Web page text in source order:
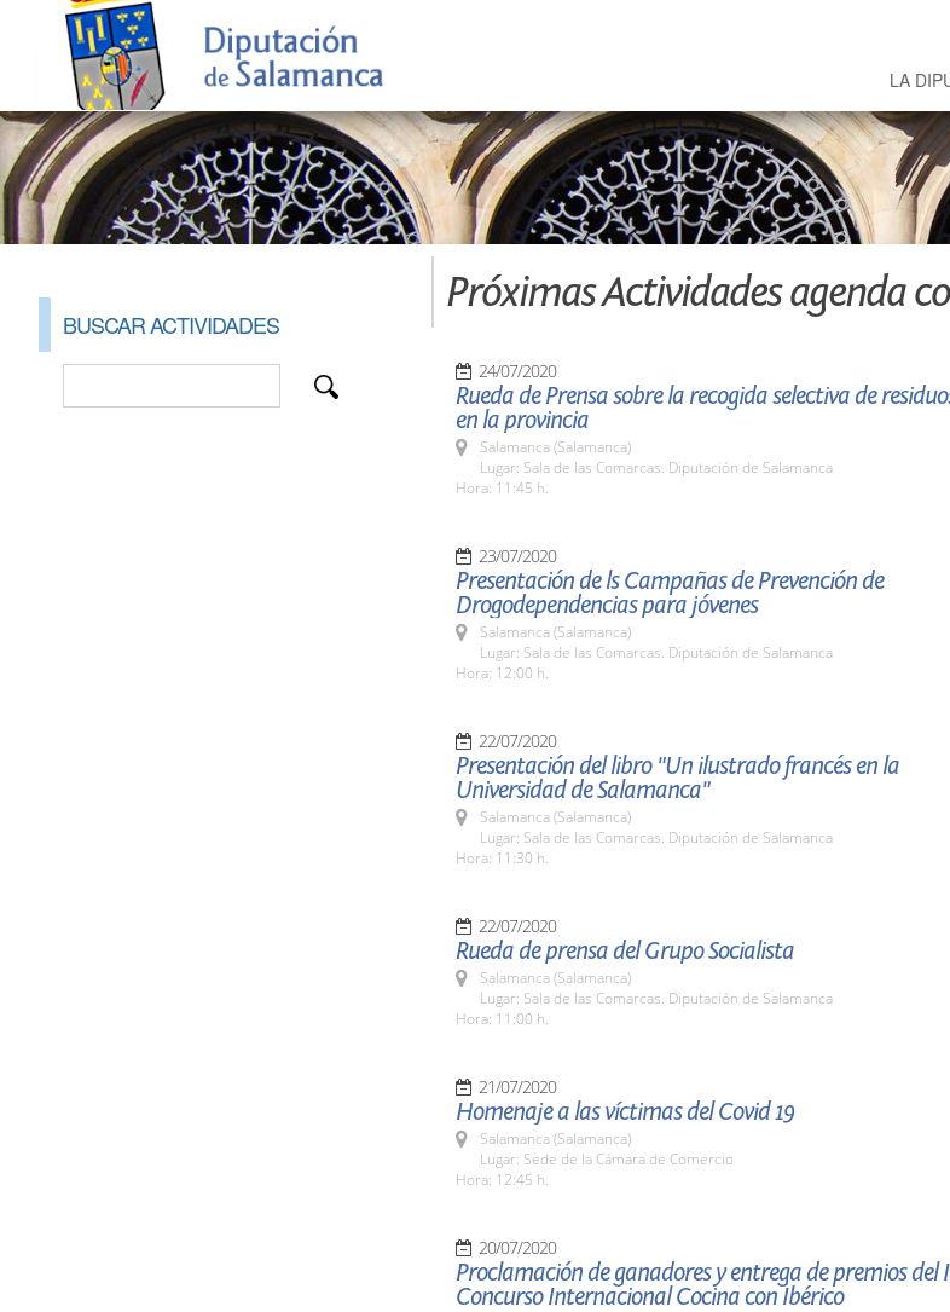
LA
BUSCAR ACTIVIDADES
Próximas Actividades agenda
24/07/2020
Rueda de Prensa sobre la recogida selectiva de
en la provincia
Salamanca (Salamanca)
Lugar: Sala de las Comarcas. Diputación de Salamanca
Hora: 11:45 h.
23/07/2020
Presentación de ls Campañas de Prevención de
Drogodependencias para jóvenes
Salamanca (Salamanca)
Lugar: Sala de las Comarcas. Diputación de Salamanca
Hora: 12:00 h.
22/07/2020
Presentación del libro "Un ilustrado francés en la
Universidad de Salamanca"
Salamanca (Salamanca)
Lugar: Sala de las Comarcas. Diputación de Salamanca
Hora: 11:30 h.
22/07/2020
Rueda de prensa del Grupo Socialista
Salamanca (Salamanca)
Lugar: Sala de las Comarcas. Diputación de Salamanca
Hora: 11:00 h.
21/07/2020
Homenaje a las víctimas del Covid 19
Salamanca (Salamanca)
Lugar: Sede de la Cámara de Comercio
Hora: 12:45 h.
20/07/2020
Proclamación de ganadores y entrega de premios del
Concurso Internacional Cocina con Ibérico